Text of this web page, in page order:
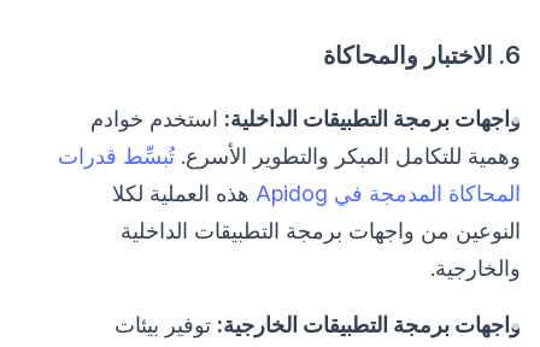
6. الاختبار والمحاكاة
واجهات برمجة التطبيقات الداخلية: استخدم خوادم
وهمية للتكامل المبكر والتطوير الأسرع. تُبسِّط قدرات
المحاكاة المدمجة في Apidog
هذه العملية لكلا
النوعين من واجهات برمجة التطبيقات الداخلية
والخارجية.
واجهات برمجة التطبيقات الخارجية: توفير بيئات